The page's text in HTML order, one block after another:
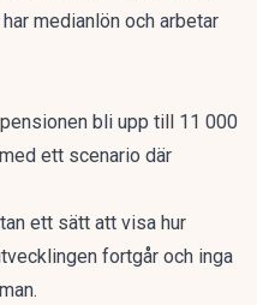
medianlön och arbetar
bli upp till 11 000
ett scenario där
ett sätt att visa hur
fortgår och inga